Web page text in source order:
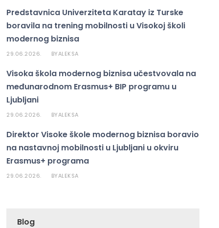
n
el
o
k
p
Predstavnica Univerziteta Karatay iz Turske
boravila na trening mobilnosti u Visokoj školi
modernog biznisa
29.06.2026. BYALEKSA
Visoka škola modernog biznisa učestvovala na
međunarodnom Erasmus+ BIP programu u
Ljubljani
29.06.2026. BYALEKSA
Direktor Visoke škole modernog biznisa boravio
na nastavnoj mobilnosti u Ljubljani u okviru
Erasmus+ programa
29.06.2026. BYALEKSA
Blog